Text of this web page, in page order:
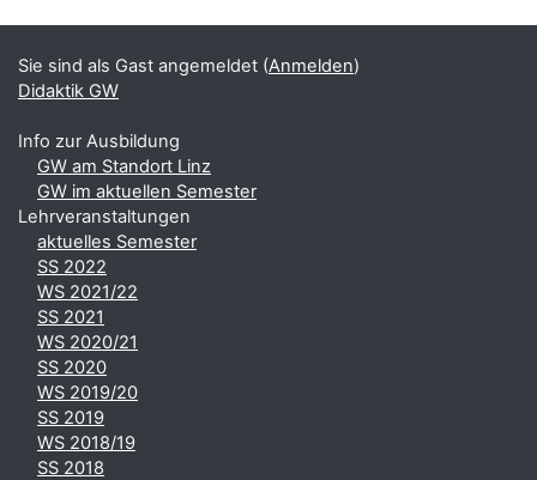
Ergänzungsblöcke
Sie sind als Gast angemeldet (Anmelden)
Didaktik GW
Info zur Ausbildung
GW am Standort Linz
GW im aktuellen Semester
Lehrveranstaltungen
aktuelles Semester
SS 2022
WS 2021/22
SS 2021
WS 2020/21
SS 2020
WS 2019/20
SS 2019
WS 2018/19
SS 2018